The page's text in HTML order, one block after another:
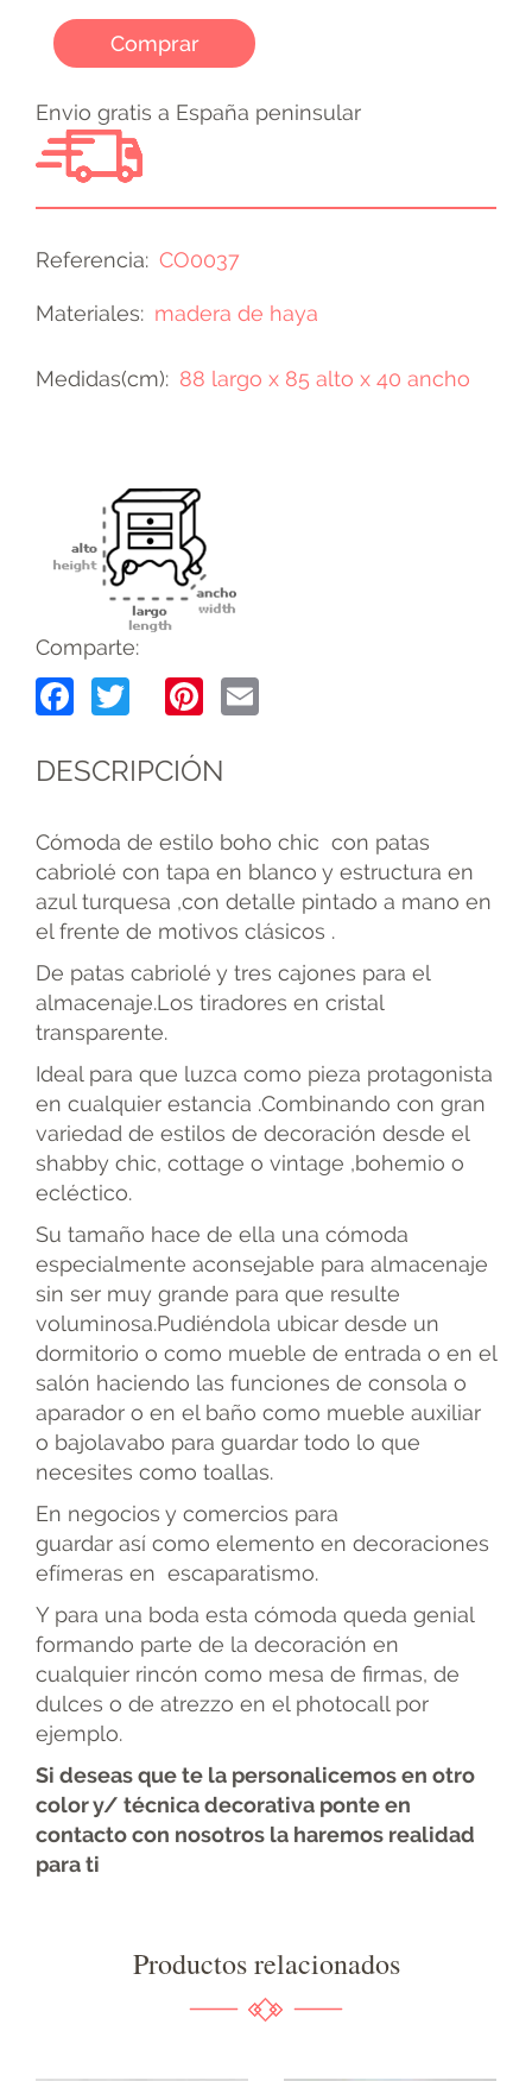
Comprar
Envio gratis a España peninsular
Referencia CO0037
Materiales madera de haya
Medidas(cm) 88 largo x 85 alto x 40 ancho
Comparte:
Facebook
TwitterPinterest
DESCRIPCIÓN
Cómoda de estilo boho chic con patas
cabriolé con tapa en blanco y estructura en
azul turquesa ,con detalle pintado a mano en
el frente de motivos clásicos .
De patas cabriolé y tres cajones para el
almacenaje.Los tiradores en cristal
transparente.
Ideal para que luzca como pieza protagonista
en cualquier estancia .Combinando con gran
variedad de estilos de decoración desde el
shabby chic, cottage o vintage ,bohemio o
ecléctico.
Su tamaño hace de ella una cómoda
especialmente aconsejable para almacenaje
sin ser muy grande para que resulte
voluminosa.Pudiéndola ubicar desde un
dormitorio o como mueble de entrada o en el
salón haciendo las funciones de consola o
aparador o en el baño como mueble auxiliar
o bajolavabo para guardar todo lo que
necesites como toallas.
En negocios y comercios para
guardar así como elemento en decoraciones
efímeras en escaparatismo.
Y para una boda esta cómoda queda genial
formando parte de la decoración en
cualquier rincón como mesa de firmas, de
dulces o de atrezzo en el photocall por
ejemplo.
Si deseas que te la personalicemos en otro
color y/ técnica decorativa ponte en
contacto con nosotros la haremos realidad
para ti
Productos relacionados